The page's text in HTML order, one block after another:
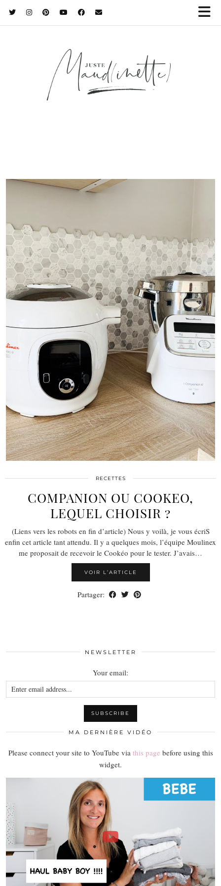
RECETTES
COMPANION OU COOKEO,
LEQUEL CHOISIR ?
(Liens vers les robots en fin d’article) Nous y voilà, je vous écriS
enfin cet article tant attendu. Il y a quelques mois, l’équipe Moulinex
me proposait de recevoir le Cookéo pour le tester. J’avais…
VOIR L’ARTICLE
Partager:
NEWSLETTER
Your email:
MA DERNIÈRE VIDÉO
Please connect your site to YouTube via this page before using this
widget.